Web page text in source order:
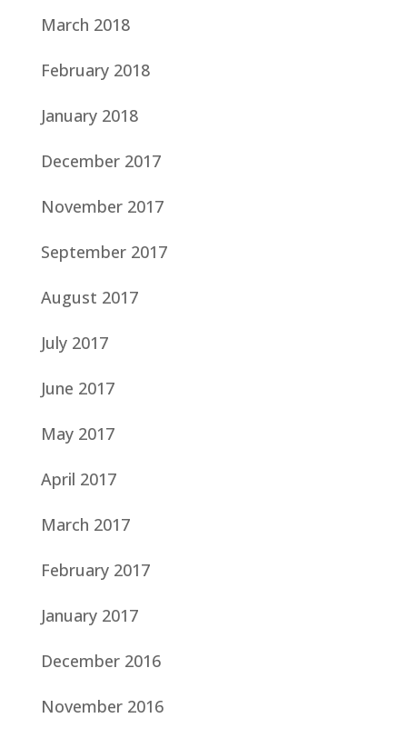
March 2018
February 2018
January 2018
December 2017
November 2017
September 2017
August 2017
July 2017
June 2017
May 2017
April 2017
March 2017
February 2017
January 2017
December 2016
November 2016